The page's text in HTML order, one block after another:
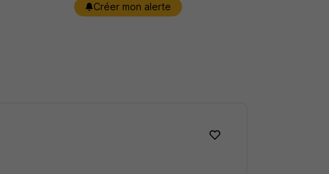
Créer mon alerte